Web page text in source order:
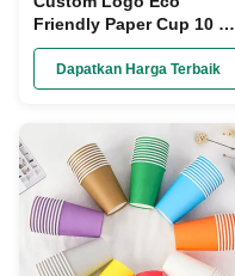
Friendly Paper Cup 10 Oz
Kapasitas 100% Bahan
Daur Ulang Single Wall
Dapatkan Harga Terbaik